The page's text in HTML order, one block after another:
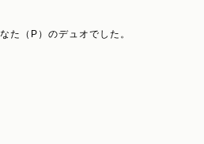
（P）のデュオでした。